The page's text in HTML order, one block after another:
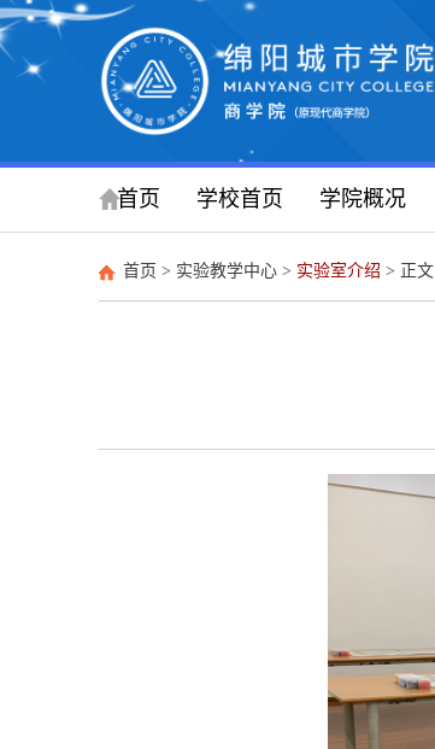
首页 学校首页 学院概况
首页 > 实验教学中心 > 实验室介绍 > 正文